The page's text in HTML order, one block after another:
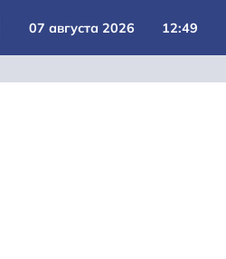
07 августа 2026 12:49